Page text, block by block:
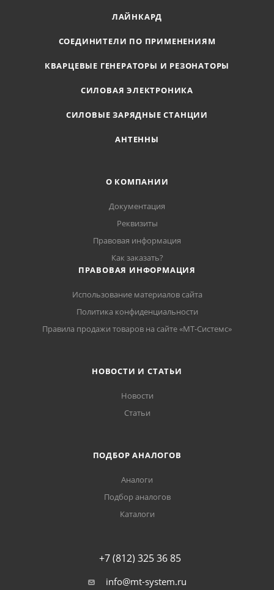
ЛАЙНКАРД
СОЕДИНИТЕЛИ ПО ПРИМЕНЕНИЯМ
КВАРЦЕВЫЕ ГЕНЕРАТОРЫ И РЕЗОНАТОРЫ
СИЛОВАЯ ЭЛЕКТРОНИКА
СИЛОВЫЕ ЗАРЯДНЫЕ СТАНЦИИ
АНТЕННЫ
О КОМПАНИИ
Документация
Реквизиты
Правовая информация
Как заказать?
ПРАВОВАЯ ИНФОРМАЦИЯ
Использование материалов сайта
Политика конфиденциальности
Правила продажи товаров на сайте «МТ-Системс»
НОВОСТИ И СТАТЬИ
Новости
Статьи
ПОДБОР АНАЛОГОВ
Аналоги
Подбор аналогов
Каталоги
+7 (812) 325 36 85
info@mt-system.ru